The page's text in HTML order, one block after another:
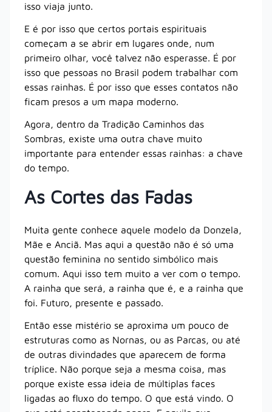
isso viaja junto.
E é por isso que certos portais espirituais
começam a se abrir em lugares onde, num
primeiro olhar, você talvez não esperasse. É por
isso que pessoas no Brasil podem trabalhar com
essas rainhas. É por isso que esses contatos não
ficam presos a um mapa moderno.
Agora, dentro da Tradição Caminhos das
Sombras, existe uma outra chave muito
importante para entender essas rainhas: a chave
do tempo.
As Cortes das Fadas
Muita gente conhece aquele modelo da Donzela,
Mãe e Anciã. Mas aqui a questão não é só uma
questão feminina no sentido simbólico mais
comum. Aqui isso tem muito a ver com o tempo.
A rainha que será, a rainha que é, e a rainha que
foi. Futuro, presente e passado.
Então esse mistério se aproxima um pouco de
estruturas como as Nornas, ou as Parcas, ou até
de outras divindades que aparecem de forma
tríplice. Não porque seja a mesma coisa, mas
porque existe essa ideia de múltiplas faces
ligadas ao fluxo do tempo. O que está vindo. O